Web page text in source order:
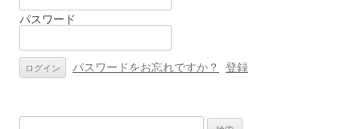
ョ
パスワード
パスワードをお忘れですか？ 登録